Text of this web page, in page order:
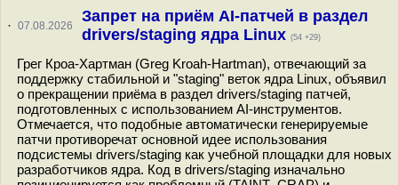
· 07.08.2026
Запрет на приём AI-патчей в раздел
drivers/staging ядра Linux (54 +29)
Грег Кроа-Хартман (Greg Kroah-Hartman), отвечающий за
поддержку стабильной и "staging" веток ядра Linux, объявил
о прекращении приёма в раздел drivers/staging патчей,
подготовленных с использованием AI-инструментов.
Отмечается, что подобные автоматически генерируемые
патчи противоречат основной идее использования
подсистемы drivers/staging как учебной площадки для новых
разработчиков ядра. Код в drivers/staging изначально